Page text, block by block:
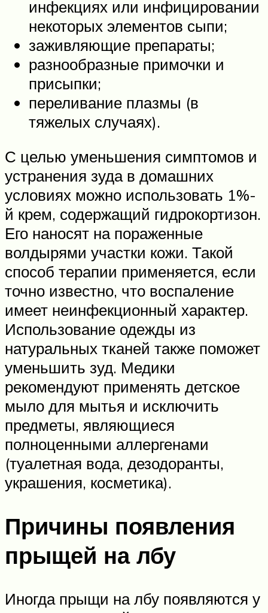
инфекциях или инфицировании
некоторых элементов сыпи;
заживляющие препараты;
разнообразные примочки и
присыпки;
переливание плазмы (в
тяжелых случаях).
С целью уменьшения симптомов и
устранения зуда в домашних
условиях можно использовать 1%-
й крем, содержащий гидрокортизон.
Его наносят на пораженные
волдырями участки кожи. Такой
способ терапии применяется, если
точно известно, что воспаление
имеет неинфекционный характер.
Использование одежды из
натуральных тканей также поможет
уменьшить зуд. Медики
рекомендуют применять детское
мыло для мытья и исключить
предметы, являющиеся
полноценными аллергенами
(туалетная вода, дезодоранты,
украшения, косметика).
Причины появления
прыщей на лбу
Иногда прыщи на лбу появляются у